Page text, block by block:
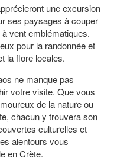
une excursion
ses paysages à couper
vent emblématiques.
pour la randonnée et
la flore locales.
ne manque pas
votre visite. Que vous
de la nature ou
chacun y trouvera son
culturelles et
alentours vous
en Crète.